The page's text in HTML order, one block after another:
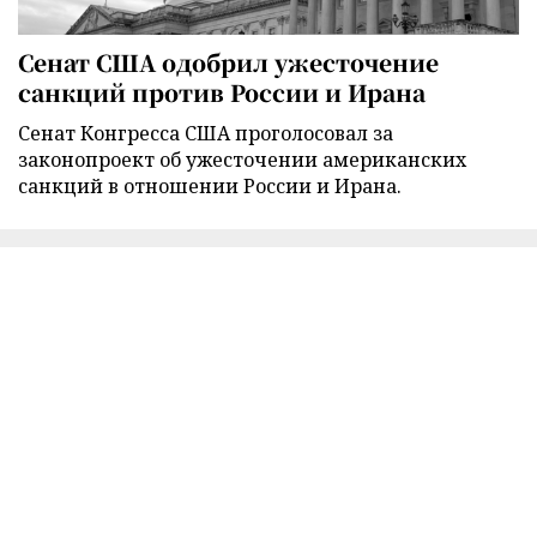
Сенат США одобрил ужесточение
санкций против России и Ирана
Сенат Конгресса США проголосовал за
законопроект об ужесточении американских
санкций в отношении России и Ирана.